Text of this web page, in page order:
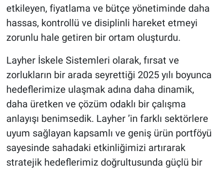
etkileyen, fiyatlama ve bütçe yönetiminde daha
hassas, kontrollü ve disiplinli hareket etmeyi
zorunlu hale getiren bir ortam oluşturdu.
Layher İskele Sistemleri olarak, fırsat ve
zorlukların bir arada seyrettiği 2025 yılı boyunca
hedeflerimize ulaşmak adına daha dinamik,
daha üretken ve çözüm odaklı bir çalışma
anlayışı benimsedik. Layher ’in farklı sektörlere
uyum sağlayan kapsamlı ve geniş ürün portföyü
sayesinde sahadaki etkinliğimizi artırarak
stratejik hedeflerimiz doğrultusunda güçlü bir